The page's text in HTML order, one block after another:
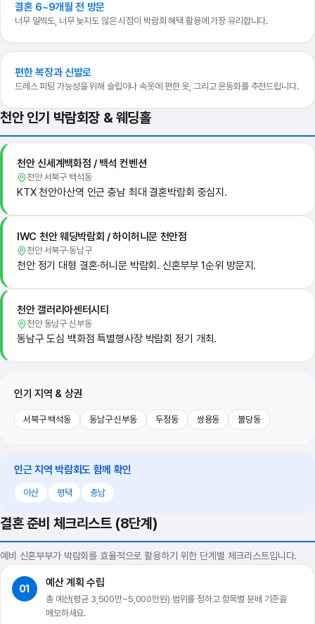
결혼 6~9개월 전 방문
너무 일찍도, 너무 늦지도 않은 시점이 박람회 혜택 활용에 가장 유리합니다.
편한 복장과 신발로
드레스 피팅 가능성을 위해 슬립이나 속옷에 편한 옷, 그리고 운동화를 추천드립니다.
천안 인기 박람회장 & 웨딩홀
천안 신세계백화점 / 백석 컨벤션
천안 서북구 백석동
KTX 천안아산역 인근 충남 최대 결혼박람회 중심지.
IWC 천안 웨딩박람회 / 하이허니문 천안점
천안 서북구·동남구
천안 정기 대형 결혼·허니문 박람회. 신혼부부 1순위 방문지.
천안 갤러리아센터시티
천안 동남구 신부동
동남구 도심 백화점 특별행사장 박람회 정기 개최.
인기 지역 & 상권
서북구 백석동 동남구 신부동 두정동 쌍용동 불당동
인근 지역 박람회도 함께 확인
아산 평택 충남
결혼 준비 체크리스트 (8단계)
예비 신혼부부가 박람회를 효율적으로 활용하기 위한 단계별 체크리스트입니다.
01 예산 계획 수립
총 예산(평균 3,500만~5,000만원) 범위를 정하고 항목별 분배 기준을
메모하세요.